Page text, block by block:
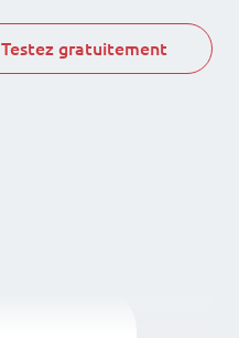
Testez gratuitement